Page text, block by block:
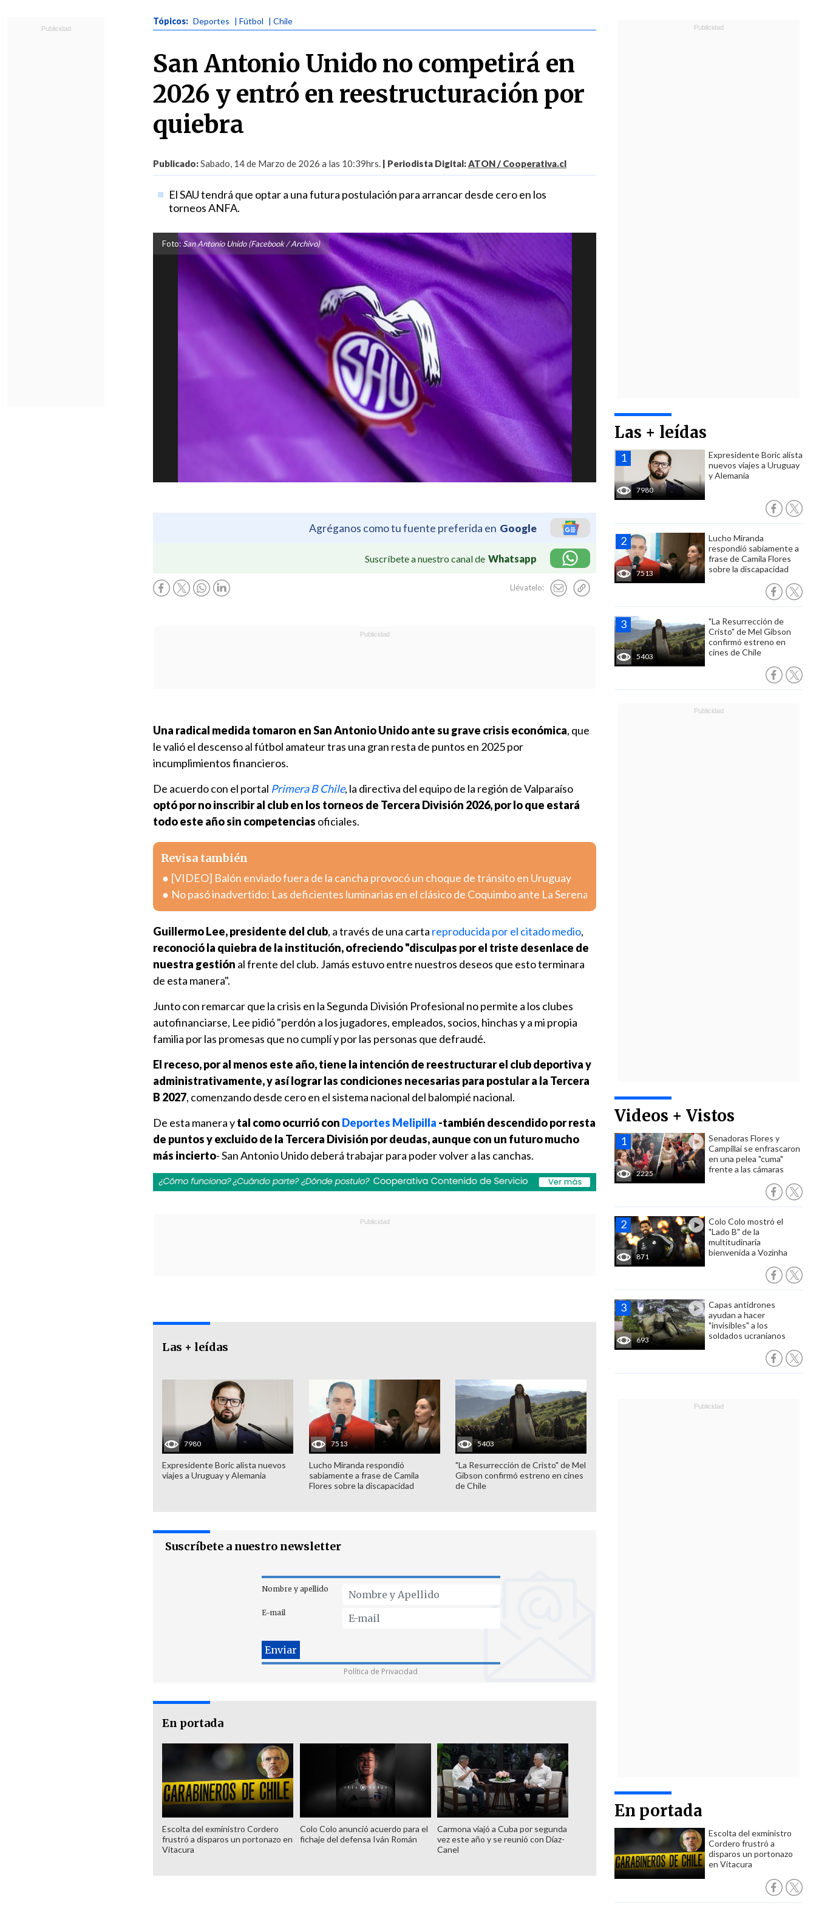
Tópicos: Deportes | Fútbol | Chile
San Antonio Unido no competirá en
2026 y entró en reestructuración por
quiebra
Publicado:Sabado, 14 de Marzo de 2026 a las 10:39hrs. | Periodista Digital:ATON / Cooperativa.cl
El SAU tendrá que optar a una futura postulación para arrancar desde cero en los
torneos ANFA.
Foto:San Antonio Unido (Facebook / Archivo)
Agréganos como tu fuente preferida en Google
Suscríbete a nuestro canal de Whatsapp
Llévatelo:
Las + leídas
7980
Expresidente Boric alista
nuevos viajes a Uruguay
y Alemania
7513
Lucho Miranda
respondió sabiamente a
frase de Camila Flores
sobre la discapacidad
5403
"La Resurrección de
Cristo" de Mel Gibson
confirmó estreno en
cines de Chile
Videos + Vistos
2225
Senadoras Flores y
Campillai se enfrascaron
en una pelea "cuma"
frente a las cámaras
871
Colo Colo mostró el
"Lado B" de la
multitudinaria
bienvenida a Vozinha
693
Capas antidrones
ayudan a hacer
"invisibles" a los
soldados ucranianos
En portada
Escolta del exministro
Cordero frustró a
disparos un portonazo
en Vitacura
Una radical medida tomaron en San Antonio Unido ante su grave crisis económica, que
le valió el descenso al fútbol amateur tras una gran resta de puntos en 2025 por
incumplimientos financieros.
De acuerdo con el portal Primera B Chile, la directiva del equipo de la región de Valparaíso
optó por no inscribir al club en los torneos de Tercera División 2026, por lo que estará
todo este año sin competencias oficiales.
Revisa también
[VIDEO] Balón enviado fuera de la cancha provocó un choque de tránsito en Uruguay
No pasó inadvertido: Las deficientes luminarias en el clásico de Coquimbo ante La Serena
Guillermo Lee, presidente del club, a través de una carta reproducida por el citado medio,
reconoció la quiebra de la institución, ofreciendo "disculpas por el triste desenlace de
nuestra gestión al frente del club. Jamás estuvo entre nuestros deseos que esto terminara
de esta manera".
Junto con remarcar que la crisis en la Segunda División Profesional no permite a los clubes
autofinanciarse, Lee pidió "perdón a los jugadores, empleados, socios, hinchas y a mi propia
familia por las promesas que no cumplí y por las personas que defraudé.
El receso, por al menos este año, tiene la intención de reestructurar el club deportiva y
administrativamente, y así lograr las condiciones necesarias para postular a la Tercera
B 2027, comenzando desde cero en el sistema nacional del balompié nacional.
De esta manera ytal como ocurrió con Deportes Melipilla -también descendido por resta
de puntos y excluido de la Tercera División por deudas, aunque con un futuro mucho
más incierto- San Antonio Unido deberá trabajar para poder volver a las canchas.
Las + leídas
7980
Expresidente Boric alista nuevos
viajes a Uruguay y Alemania
7513
Lucho Miranda respondió
sabiamente a frase de Camila
Flores sobre la discapacidad
5403
"La Resurrección de Cristo" de Mel
Gibson confirmó estreno en cines
de Chile
Suscríbete a nuestro newsletter
Nombre y apellido
E-mail
Política de Privacidad
En portada
Escolta del exministro Cordero
frustró a disparos un portonazo en
Vitacura
Colo Colo anunció acuerdo para el
fichaje del defensa Iván Román
Carmona viajó a Cuba por segunda
vez este año y se reunió con Díaz-
Canel